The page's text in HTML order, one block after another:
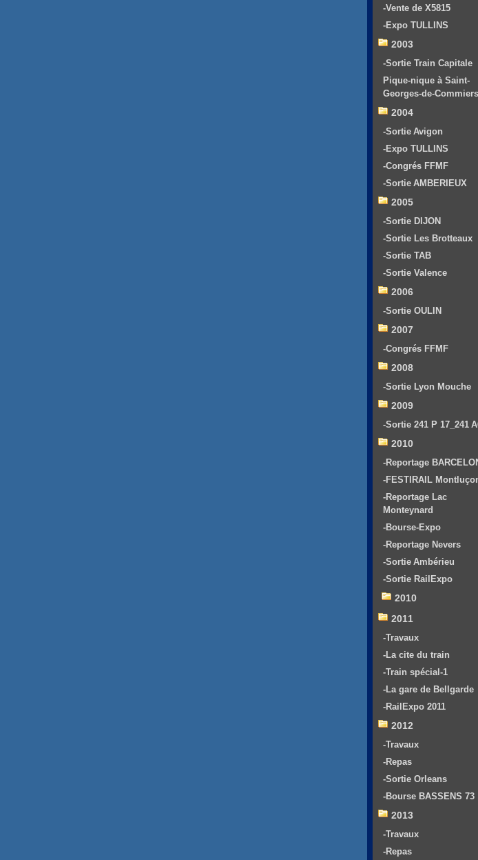
-Vente de X5815
-Expo TULLINS
2003
-Sortie Train Capitale
Pique-nique à Saint-
Georges-de-Commiers
2004
-Sortie Avigon
-Expo TULLINS
-Congrés FFMF
-Sortie AMBERIEUX
2005
-Sortie DIJON
-Sortie Les Brotteaux
-Sortie TAB
-Sortie Valence
2006
-Sortie OULIN
2007
-Congrés FFMF
2008
-Sortie Lyon Mouche
2009
-Sortie 241 P 17_241
2010
-Reportage
-FESTIRAIL
-Reportage Lac
Monteynard
-Bourse-Expo
-Reportage Nevers
-Sortie Ambérieu
-Sortie RailExpo
2010
2011
-Travaux
-La cite du train
-Train spécial-1
-La gare de Bellgarde
-RailExpo 2011
2012
-Travaux
-Repas
-Sortie Orleans
-Bourse BASSENS 73
2013
-Travaux
-Repas